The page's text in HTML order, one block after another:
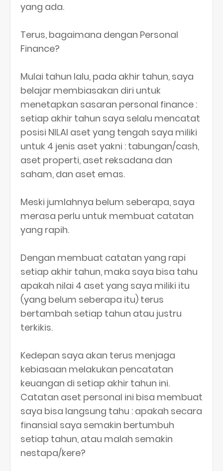
yang ada.
Terus, bagaimana dengan Personal
Finance?
Mulai tahun lalu, pada akhir tahun, saya
belajar membiasakan diri untuk
menetapkan sasaran personal finance :
setiap akhir tahun saya selalu mencatat
posisi NILAI aset yang tengah saya miliki
untuk 4 jenis aset yakni : tabungan/cash,
aset properti, aset reksadana dan
saham, dan aset emas.
Meski jumlahnya belum seberapa, saya
merasa perlu untuk membuat catatan
yang rapih.
Dengan membuat catatan yang rapi
setiap akhir tahun, maka saya bisa tahu
apakah nilai 4 aset yang saya miliki itu
(yang belum seberapa itu) terus
bertambah setiap tahun atau justru
terkikis.
Kedepan saya akan terus menjaga
kebiasaan melakukan pencatatan
keuangan di setiap akhir tahun ini.
Catatan aset personal ini bisa membuat
saya bisa langsung tahu : apakah secara
finansial saya semakin bertumbuh
setiap tahun, atau malah semakin
nestapa/kere?